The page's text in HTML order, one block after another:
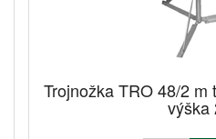
Trojnožka TRO 48/2
výška